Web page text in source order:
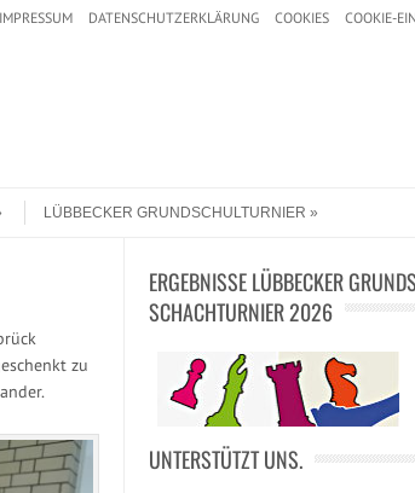
IMPRESSUM DATENSCHUTZERKLÄRUNG COOKIES COOKIE-
LÜBBECKER GRUNDSCHULTURNIER
zu
ERGEBNISSE LÜBBECKER
SCHACHTURNIER 2026
UNTERSTÜTZT UNS.